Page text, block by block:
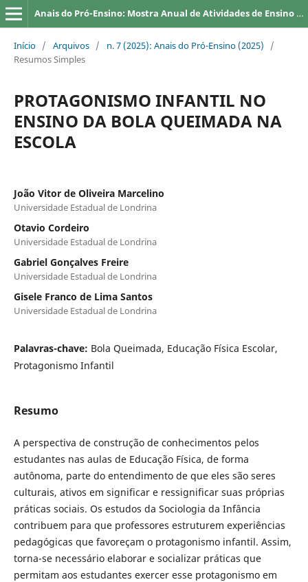
Anais do Pró-Ensino: Mostra Anual de Atividades de Ensino da UEL
Início / Arquivos / n. 7 (2025): Anais do Pró-Ensino (2025)
/
Resumos Simples
PROTAGONISMO INFANTIL NO
ENSINO DA BOLA QUEIMADA NA
ESCOLA
João Vitor de Oliveira Marcelino
Universidade Estadual de Londrina
Otavio Cordeiro
Universidade Estadual de Londrina
Gabriel Gonçalves Freire
Universidade Estadual de Londrina
Gisele Franco de Lima Santos
Universidade Estadual de Londrina
Palavras-chave: Bola Queimada, Educação Física Escolar,
Protagonismo Infantil
Resumo
A perspectiva de construção de conhecimentos pelos
estudantes nas aulas de Educação Física, de forma
autônoma, parte do entendimento de que eles são seres
culturais, ativos em significar e ressignificar suas próprias
práticas sociais. Os estudos da Sociologia da Infância
contribuem para que professores estruturem experiências
pedagógicas que favoreçam o protagonismo infantil. Assim,
torna-se necessário elaborar e socializar práticas que
permitam aos estudantes exercer esse protagonismo em